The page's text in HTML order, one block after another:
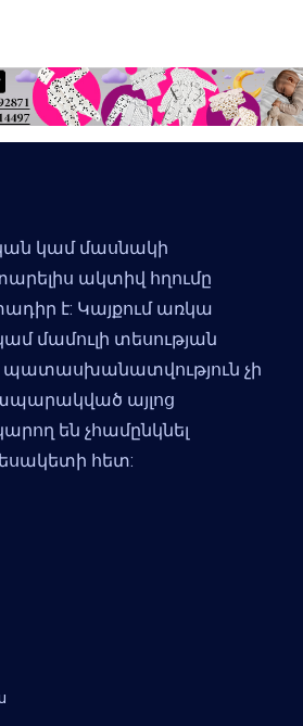
կամ մասնակի
ակտիվ հղումը
է: Կայքում առկա
մամուլի տեսության
պատասխանատվություն չի
այլոց
են չհամընկնել
հետ: